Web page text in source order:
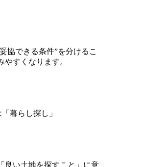
協できる条件”を分けるこ
やすくなります。
暮らし探し」
良い土地を探すこと」に意